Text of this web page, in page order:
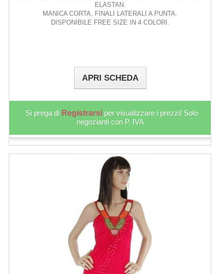
ELASTAN.
MANICA CORTA, FINALI LATERALI A PUNTA.
DISPONIBILE FREE SIZE IN 4 COLORI.
APRI SCHEDA
Si prega di Registrarsi per visualizzare i prezzi! Solo
negozianti con P. IVA